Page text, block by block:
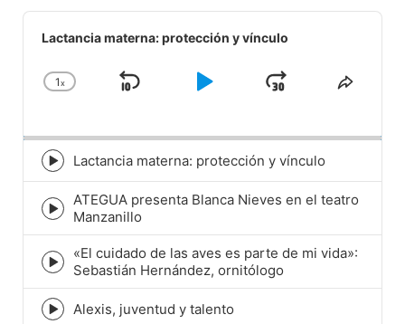
Audio
Player
Lactancia materna: protección y vínculo
Change
1x
Skip
Play
JumpShare
Episode
play
icon
Lactancia materna: protección y vínculo
Episode
play
icon
ATEGUA presenta Blanca Nieves en el teatro
Manzanillo
Episode
play
icon
«El cuidado de las aves es parte de mi vida»:
Sebastián Hernández, ornitólogo
Episode
Alexis, juventud y talento